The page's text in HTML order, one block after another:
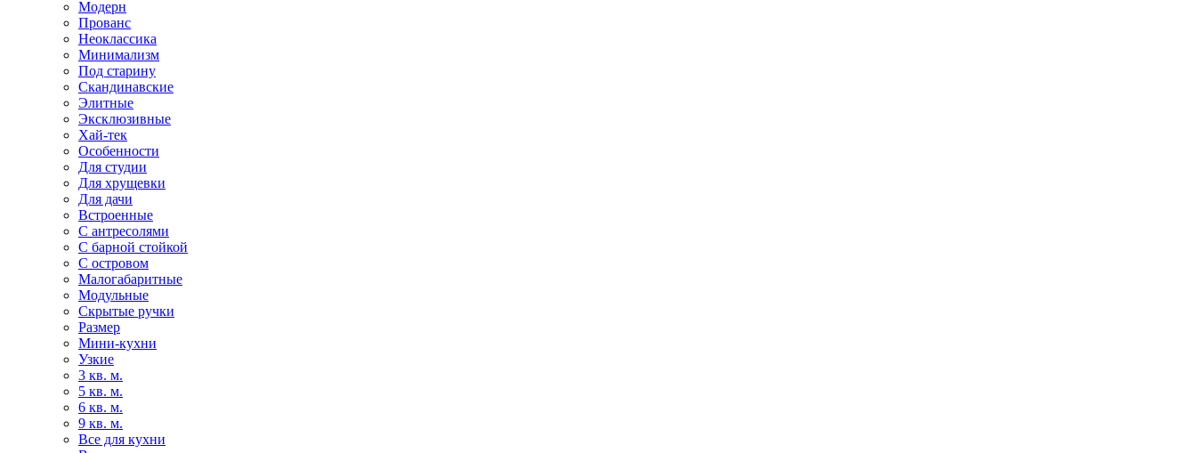
Модерн
Прованс
Неоклассика
Минимализм
Под старину
Скандинавские
Элитные
Эксклюзивные
Хай-тек
Особенности
Для студии
Для хрущевки
Для дачи
Встроенные
С антресолями
С барной стойкой
С островом
Малогабаритные
Модульные
Скрытые ручки
Размер
Мини-кухни
Узкие
3 кв. м.
5 кв. м.
6 кв. м.
9 кв. м.
Все для кухни